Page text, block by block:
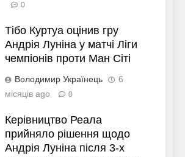
0
Тібо Куртуа оцінив гру
Андрія Луніна у матчі Ліги
чемпіонів проти Ман Сіті
Володимир Українець
6
місяців ago
0
Керівництво Реала
прийняло рішення щодо
Андрія Луніна після 3-х